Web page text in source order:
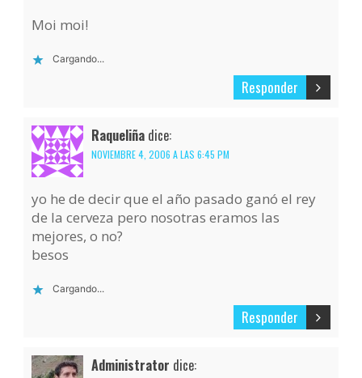
Moi moi!
Cargando...
Responder
Raqueliña dice:
NOVIEMBRE 4, 2006 A LAS 6:45 PM
yo he de decir que el año pasado ganó el rey
de la cerveza pero nosotras eramos las
mejores, o no?
besos
Cargando...
Responder
Administrator dice: